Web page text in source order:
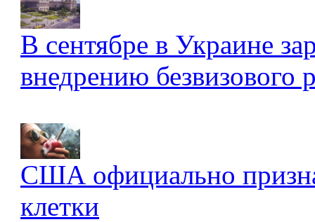
В сентябре в Украине
внедрению безвизового
США официально
клетки